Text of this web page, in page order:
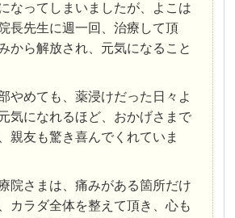
なってしまいましたが、よこは
長先生に週一回、治療して頂
から解放され、元気になること
やめても、薬浸けだった日々よ
気になれるほど、おかげさまで
親友も驚き喜んでくれていま
院さまは、痛みがある箇所だけ
カラダ全体を整えて頂き、心も